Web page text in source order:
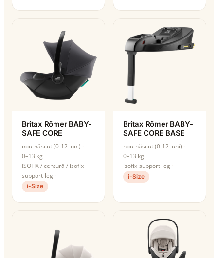
Britax Römer BABY-
SAFE CORE
nou-născut (0-12 luni)
0–13 kg
ISOFIX / centură / isofix-
support-leg
i-Size
Britax Römer BABY-
SAFE CORE BASE
nou-născut (0-12 luni)
0–13 kg
isofix-support-leg
i-Size